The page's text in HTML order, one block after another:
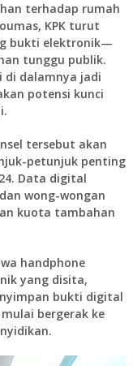
terhadap rumah
KPK turut
bukti elektronik—
tunggu publik.
di dalamnya jadi
potensi kunci
tersebut akan
petunjuk penting
Data digital
wong-wongan
kuota tambahan
handphone
yang disita,
bukti digital
bergerak ke